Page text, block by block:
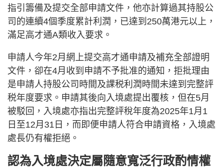
指引籌備及提交全部申請文件，他亦計算過其持股公
司的連續4個季度累計利潤，已達到250萬港元以上，
滿足高才通A類收入要求。
申請人今年2月網上提交高才通申請及補充全部證明
文件，卻在4月收到申請不予批准的通知，拒批理由
是申請人持股公司時間及課税利潤時間未達到完整評
税年度要求。申請其後向入境處提出覆核，但在5月
被駁回，入境處亦指出完整評稅年度為2025年1月1
日至12月31日，而即便申請人符合申請資格，入境處
處長仍有權拒絕。
認為入境處決定屬隨意寬泛行政酌情權